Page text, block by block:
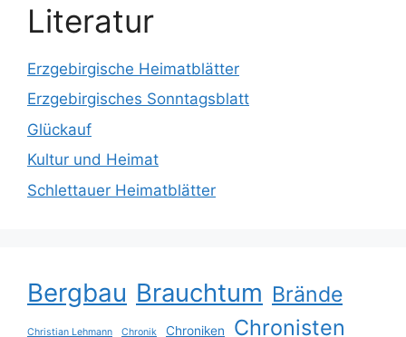
Literatur
Erzgebirgische Heimatblätter
Erzgebirgisches Sonntagsblatt
Glückauf
Kultur und Heimat
Schlettauer Heimatblätter
Bergbau Brauchtum Brände
Christian Lehmann Chronik Chroniken Chronisten